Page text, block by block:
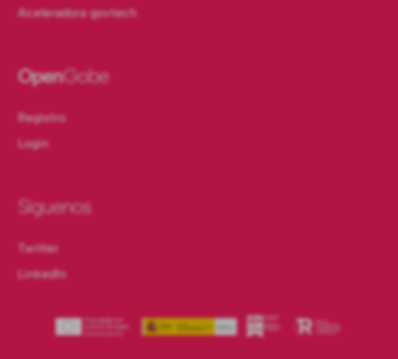
Aceleradora govtech
OpenGobe
Registro
Login
Síguenos
Twitter
LinkedIn